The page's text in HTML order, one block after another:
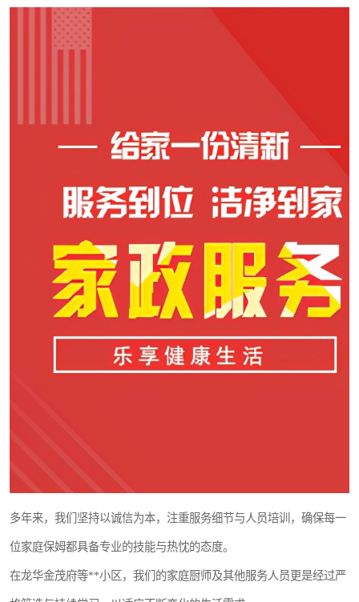
多年来，我们坚持以诚信为本，注重服务细节与人员培训，确保每一
位家庭保姆都具备专业的技能与热忱的态度。
在龙华金茂府等**小区，我们的家庭厨师及其他服务人员更是经过严